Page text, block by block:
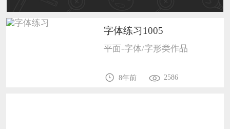
恭喜138****8638用户作品已成功备案！
恭喜133****9020用户作品已成功备案！
字体练习1005
平面-字体/字形类作品
8年前 2586